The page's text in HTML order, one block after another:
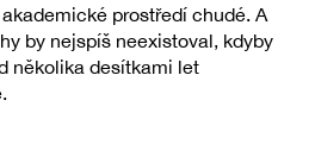
prostředí chudé. A
by nejspíš neexistoval, kdyby
několika desítkami let